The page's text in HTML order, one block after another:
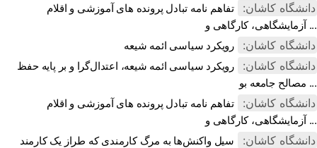
دانشگاه کاشان:
تفاهم نامه تبادل پرونده‌ های آموزشی و اقلام
آزمایشگاهی، کارگاهی و ...
دانشگاه کاشان: رویکرد سیاسی ائمه شیعه
دانشگاه کاشان:
رویکرد سیاسی ائمه شیعه، اعتدال‌گرا و بر پایه حفظ
مصالح جامعه بو ...
دانشگاه کاشان:
تفاهم نامه تبادل پرونده‌ های آموزشی و اقلام
آزمایشگاهی، کارگاهی و ...
دانشگاه کاشان:
سیل واکنش‌ها به مرگ کارمندی که طراز یک کارمند